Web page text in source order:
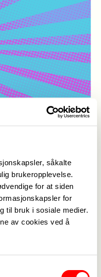
såkalte
brukeropplevelse.
for at siden
for
til bruk i sosiale medier.
av cookies ved å
/ Fagforbundet)
valgdagen i
men du kan
10. august - 8.
medlemmene til å
hele laget!